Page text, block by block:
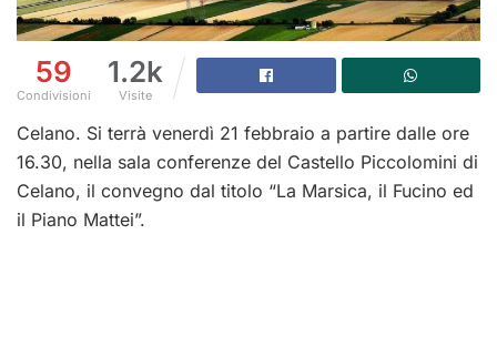
59
Condivisioni
1.2k
Visite
Celano. Si terrà venerdì 21 febbraio a partire dalle ore
16.30, nella sala conferenze del Castello Piccolomini di
Celano, il convegno dal titolo “La Marsica, il Fucino ed
il Piano Mattei”.